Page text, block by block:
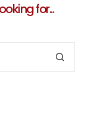
for...